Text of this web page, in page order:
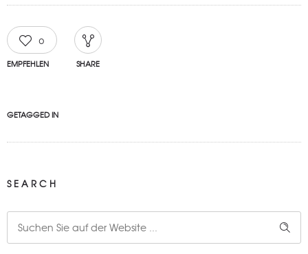
0
EMPFEHLEN SHARE
GETAGGED IN
SEARCH